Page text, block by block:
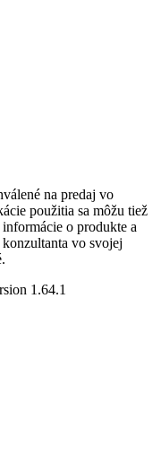
na predaj vo
použitia sa môžu tiež
o produkte a
vo svojej
1.64.1